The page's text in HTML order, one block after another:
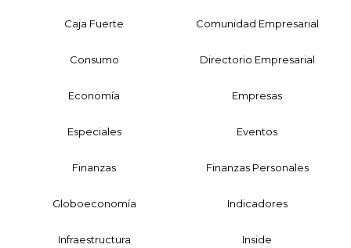
Caja Fuerte Comunidad Empresarial
Consumo Directorio Empresarial
Economía Empresas
Especiales Eventos
Finanzas Finanzas Personales
Globoeconomía Indicadores
Infraestructura Inside